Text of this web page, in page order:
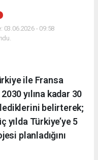
03.06.2026 - 09:58
ile Fransa
yılına kadar 30
belirterek;
yılda Türkiye’ye 5
planladığını